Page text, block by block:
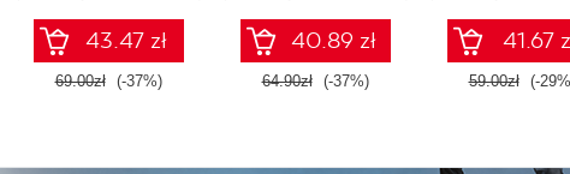
43.47 zł
69.00zł (-37%)
40.89 zł
64.90zł (-37%)
41.67
59.00zł (-